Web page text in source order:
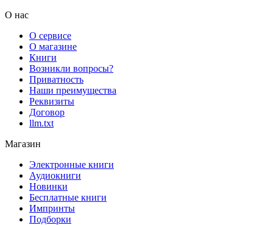
О нас
О сервисе
О магазине
Книги
Возникли вопросы?
Приватность
Наши преимущества
Реквизиты
Договор
llm.txt
Магазин
Электронные книги
Аудиокниги
Новинки
Бесплатные книги
Импринты
Подборки